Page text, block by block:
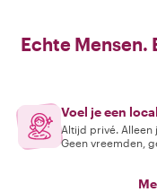
Echte Mensen.
Voel je een
Altijd privé. Alleen
Geen vreemden,